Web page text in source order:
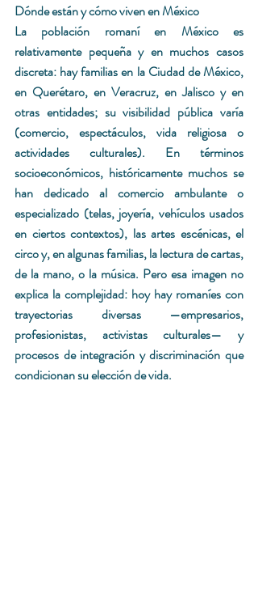
Dónde están y cómo viven en México
La población romaní en México es
relativamente pequeña y en muchos casos
discreta: hay familias en la Ciudad de México,
en Querétaro, en Veracruz, en Jalisco y en
otras entidades; su visibilidad pública varía
(comercio, espectáculos, vida religiosa o
actividades culturales). En términos
socioeconómicos, históricamente muchos se
han dedicado al comercio ambulante o
especializado (telas, joyería, vehículos usados
en ciertos contextos), las artes escénicas, el
circo y, en algunas familias, la lectura de cartas,
de la mano, o la música. Pero esa imagen no
explica la complejidad: hoy hay romaníes con
trayectorias diversas —empresarios,
profesionistas, activistas culturales— y
procesos de integración y discriminación que
condicionan su elección de vida.